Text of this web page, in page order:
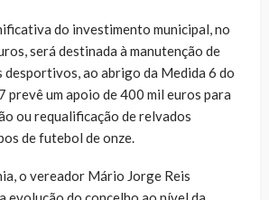
do investimento municipal, no
será destinada à manutenção de
desportivos, ao abrigo da Medida 6 do
prevê um apoio de 400 mil euros para
ou requalificação de relvados
de futebol de onze.
o vereador Mário Jorge Reis